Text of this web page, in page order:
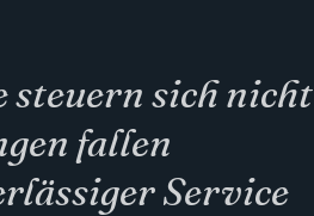
sich nicht
fallen
Service